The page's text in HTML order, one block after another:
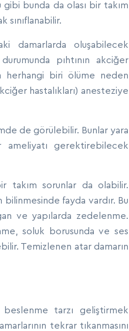
bunda da olası bir takım
sınıflanabilir.
damarlarda oluşabilecek
pıhtının akciğer
herhangi biri ölüme neden
hastalıkları) anesteziye
de görülebilir. Bunlar yara
ameliyatı gerektirebilecek
takım sorunlar da olabilir.
fayda vardır. Bu
ve yapılarda zedelenme.
soluk borusunda ve ses
Temizlenen atar damarın
tarzı geliştirmek
tekrar tıkanmasını